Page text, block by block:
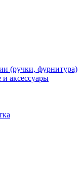
(ручки, фурнитура)
аксессуары